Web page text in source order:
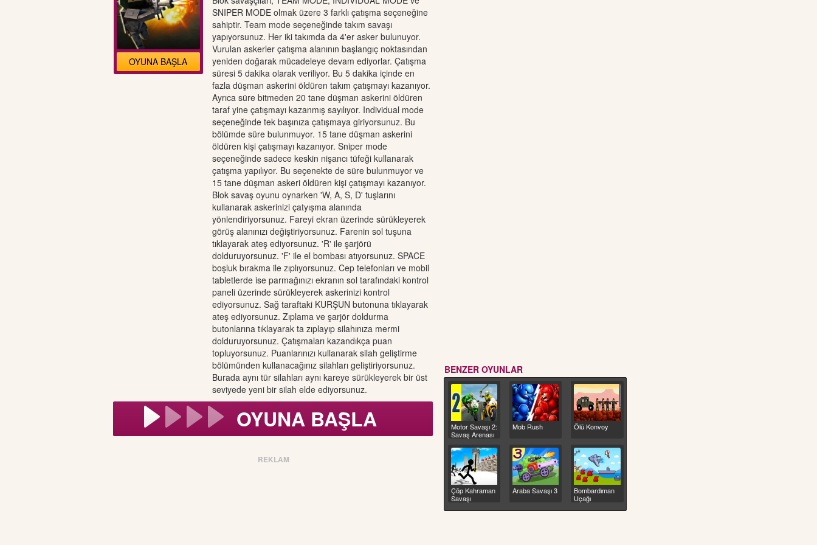
OYUNA BAŞLA
SNIPER MODE olmak üzere 3 farklı çatışma seçeneğine
sahiptir. Team mode seçeneğinde takım savaşı
yapıyorsunuz. Her iki takımda da 4'er asker bulunuyor.
Vurulan askerler çatışma alanının başlangıç noktasından
yeniden doğarak mücadeleye devam ediyorlar. Çatışma
süresi 5 dakika olarak veriliyor. Bu 5 dakika içinde en
fazla düşman askerini öldüren takım çatışmayı kazanıyor.
Ayrıca süre bitmeden 20 tane düşman askerini öldüren
taraf yine çatışmayı kazanmış sayılıyor. Individual mode
seçeneğinde tek başınıza çatışmaya giriyorsunuz. Bu
bölümde süre bulunmuyor. 15 tane düşman askerini
öldüren kişi çatışmayı kazanıyor. Sniper mode
seçeneğinde sadece keskin nişancı tüfeği kullanarak
çatışma yapılıyor. Bu seçenekte de süre bulunmuyor ve
15 tane düşman askeri öldüren kişi çatışmayı kazanıyor.
Blok savaş oyunu oynarken 'W, A, S, D' tuşlarını
kullanarak askerinizi çatyışma alanında
yönlendiriyorsunuz. Fareyi ekran üzerinde sürükleyerek
görüş alanınızı değiştiriyorsunuz. Farenin sol tuşuna
tıklayarak ateş ediyorsunuz. 'R' ile şarjörü
dolduruyorsunuz. 'F' ile el bombası atıyorsunuz. SPACE
boşluk bırakma ile zıplıyorsunuz. Cep telefonları ve mobil
tabletlerde ise parmağınızı ekranın sol tarafındaki kontrol
paneli üzerinde sürükleyerek askerinizi kontrol
ediyorsunuz. Sağ taraftaki KURŞUN butonuna tıklayarak
ateş ediyorsunuz. Zıplama ve şarjör doldurma
butonlarına tıklayarak ta zıplayıp silahınıza mermi
dolduruyorsunuz. Çatışmaları kazandıkça puan
topluyorsunuz. Puanlarınızı kullanarak silah geliştirme
bölümünden kullanacağınız silahları geliştiriyorsunuz.
Burada aynı tür silahları aynı kareye sürükleyerek bir üst
seviyede yeni bir silah elde ediyorsunuz.
OYUNA BAŞLA
REKLAM
BENZER OYUNLAR
Motor Savaşı 2:
Savaş Arenası
Mob Rush Ölü Konvoy
Çöp Kahraman
Savaşı
Araba Savaşı 3
Bombardıman
Uçağı